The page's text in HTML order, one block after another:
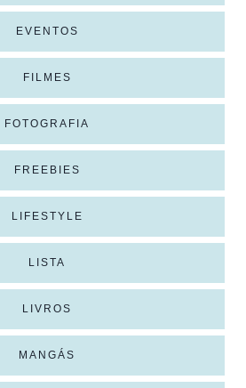
EVENTOS
FILMES
FOTOGRAFIA
FREEBIES
LIFESTYLE
LISTA
LIVROS
MANGÁS